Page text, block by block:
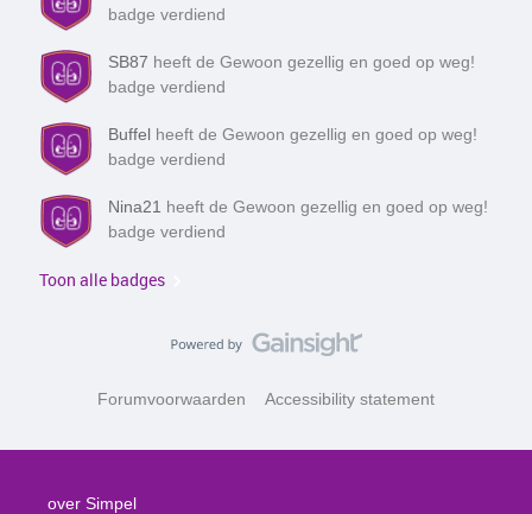
badge verdiend
SB87 heeft de Gewoon gezellig en goed op weg!
badge verdiend
Buffel heeft de Gewoon gezellig en goed op weg!
badge verdiend
Nina21 heeft de Gewoon gezellig en goed op weg!
badge verdiend
Toon alle badges
Forumvoorwaarden Accessibility statement
over Simpel